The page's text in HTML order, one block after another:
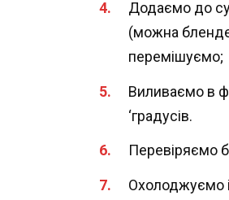
Додаємо до
(можна
перемішуємо;
Виливаємо в
‘градусів.
Перевіряємо
Охолоджуємо